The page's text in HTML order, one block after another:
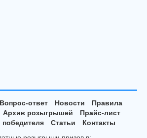
Вопрос-ответ Новости
Правила
Архив розыгрышей
Прайс-лист
Статьи
Контакты